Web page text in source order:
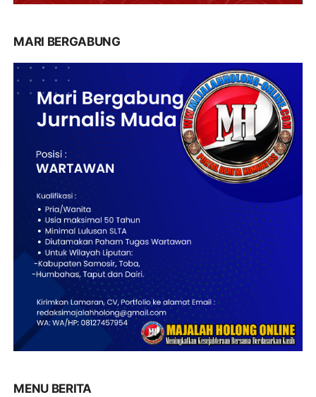
MARI BERGABUNG
MENU BERITA